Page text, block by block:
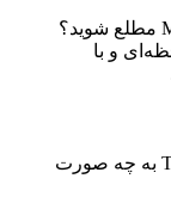
می‌خواهید از قیمت حال حاضر رمزارز MAJOR مطلع شوید؟
و با
نحوه برداشت رمزارز MAJOR در پلتفرم Toobit به چه صورت